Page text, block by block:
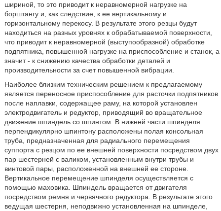
шириной, то это приводит к неравномерной нагрузке на
борштангу и, как следствие, к ее вертикальному и
горизонтальному перекосу. В результате этого резцы будут
находиться на разных уровнях к обрабатываемой поверхности,
что приводит к неравномерной (выступообразной) обработке
подпятника, повышенной нагрузке на приспособление и станок, а
значит - к снижению качества обработки деталей и
производительности за счет повышенной вибрации.
Наиболее близким техническим решением к предлагаемому
является переносное приспособление для расточки подпятников
после наплавки, содержащее раму, на которой установлен
электродвигатель и редуктор, приводящий во вращательное
движение шпиндель со шпинтом. В нижней части шпинделя
перпендикулярно шпинтону расположены полая консольная
труба, предназначенная для радиального перемещения
суппорта с резцом по ее внешней поверхности посредством двух
пар шестерней с валиком, установленным внутри трубы и
винтовой пары, расположенной на внешней ее стороне.
Вертикальное перемещение шпинделя осуществляется с
помощью маховика. Шпиндель вращается от двигателя
посредством ремня и червячного редуктора. В результате этого
ведущая шестерня, неподвижно установленная на шпинделе,